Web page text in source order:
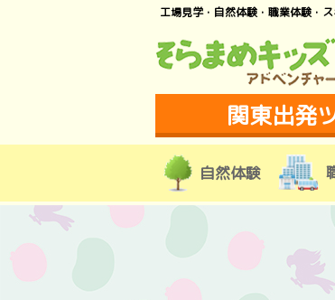
工場見学・自然体験・職業体験・
関東出発
自然体験